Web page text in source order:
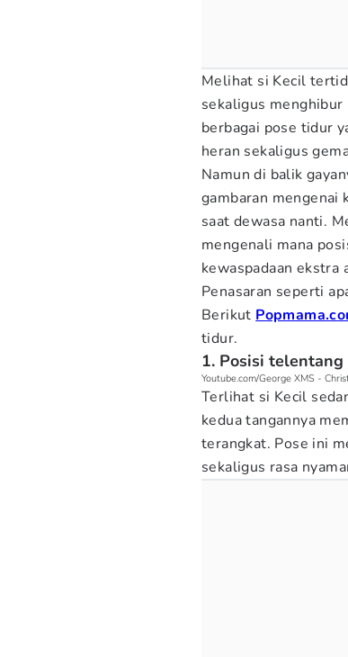
Melihat si Kecil
sekaligus
berbagai pose tidur
heran sekaligus
Namun di balik
gambaran mengenai
saat dewasa nanti.
mengenali mana
kewaspadaan ekstra
Penasaran seperti
Berikut
tidur.
1. Posisi
Youtube.com/George XMS -
Terlihat si Kecil
kedua tangannya
terangkat. Pose ini
sekaligus rasa